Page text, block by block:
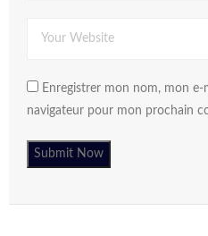
Enregistrer mon nom, mon
navigateur pour mon prochain